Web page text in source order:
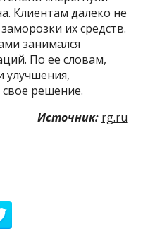
Клиентам далеко не
их средств.
занимался
По ее словам,
улучшения,
решение.
Источник: rg.ru